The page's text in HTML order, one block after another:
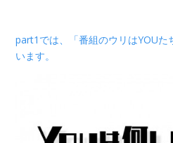
part1では、「番組のウリはYOUた
います。